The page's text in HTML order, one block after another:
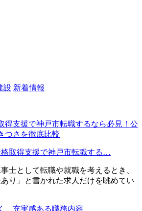
設 新着情報
取得支援で神戸市転職する…
士として転職や就職を考えるとき、
あり」と書かれた求人だけを眺めてい